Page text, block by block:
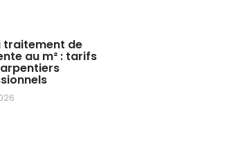
traitement de
au m² : tarifs